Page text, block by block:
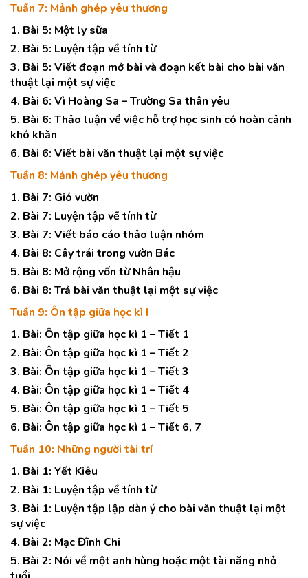
Tuần 7: Mảnh ghép yêu thương
1. Bài 5: Một ly sữa
2. Bài 5: Luyện tập về tính từ
3. Bài 5: Viết đoạn mở bài và đoạn kết bài cho bài văn
thuật lại một sự việc
4. Bài 6: Vì Hoàng Sa – Trường Sa thân yêu
5. Bài 6: Thảo luận về việc hỗ trợ học sinh có hoàn cảnh
khó khăn
6. Bài 6: Viết bài văn thuật lại một sự việc
Tuần 8: Mảnh ghép yêu thương
1. Bài 7: Gió vườn
2. Bài 7: Luyện tập về tính từ
3. Bài 7: Viết báo cáo thảo luận nhóm
4. Bài 8: Cây trái trong vườn Bác
5. Bài 8: Mở rộng vốn từ Nhân hậu
6. Bài 8: Trả bài văn thuật lại một sự việc
Tuần 9: Ôn tập giữa học kì I
1. Bài: Ôn tập giữa học kì 1 – Tiết 1
2. Bài: Ôn tập giữa học kì 1 – Tiết 2
3. Bài: Ôn tập giữa học kì 1 – Tiết 3
4. Bài: Ôn tập giữa học kì 1 – Tiết 4
5. Bài: Ôn tập giữa học kì 1 – Tiết 5
6. Bài: Ôn tập giữa học kì 1 – Tiết 6, 7
Tuần 10: Những người tài trí
1. Bài 1: Yết Kiêu
2. Bài 1: Luyện tập về tính từ
3. Bài 1: Luyện tập lập dàn ý cho bài văn thuật lại một
sự việc
4. Bài 2: Mạc Đĩnh Chi
5. Bài 2: Nói về một anh hùng hoặc một tài năng nhỏ